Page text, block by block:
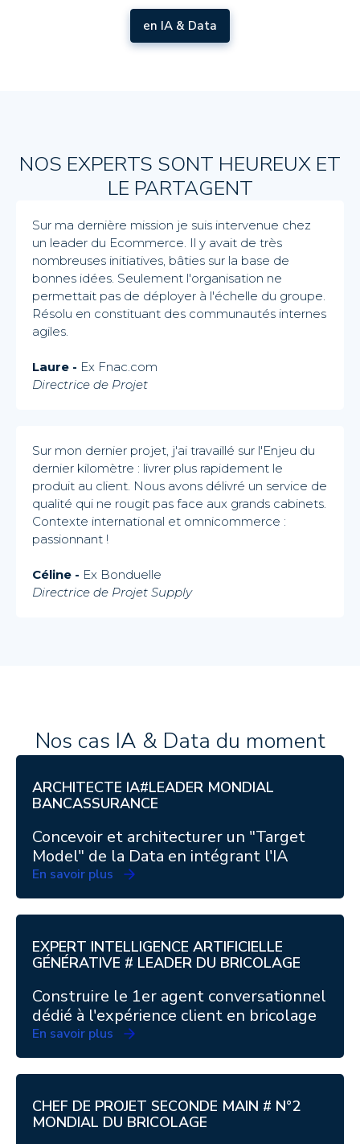
en IA & Data
NOS EXPERTS SONT HEUREUX ET
LE PARTAGENT
Sur ma dernière mission je suis intervenue chez
un leader du Ecommerce. Il y avait de très
nombreuses initiatives, bâties sur la base de
bonnes idées. Seulement l'organisation ne
permettait pas de déployer à l'échelle du groupe.
Résolu en constituant des communautés internes
agiles.
Laure - Ex Fnac.com
Directrice de Projet
Sur mon dernier projet, j'ai travaillé sur l'Enjeu du
dernier kilomètre : livrer plus rapidement le
produit au client. Nous avons délivré un service de
qualité qui ne rougit pas face aux grands cabinets.
Contexte international et omnicommerce :
passionnant !
Céline - Ex Bonduelle
Directrice de Projet Supply
Nos cas IA & Data du moment
ARCHITECTE IA#LEADER MONDIAL
BANCASSURANCE
Concevoir et architecturer un "Target
Model" de la Data en intégrant l'IA
En savoir plus
EXPERT INTELLIGENCE ARTIFICIELLE
GÉNÉRATIVE # LEADER DU BRICOLAGE
Construire le 1er agent conversationnel
dédié à l'expérience client en bricolage
En savoir plus
CHEF DE PROJET SECONDE MAIN # N°2
MONDIAL DU BRICOLAGE